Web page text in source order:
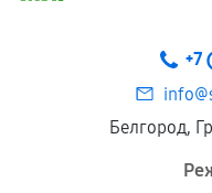
+7
Белгород,